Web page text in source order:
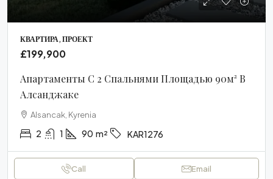
КВАРТИРА, ПРОЕКТ
£199,900
Апартаменты С 2 Спальнями Площадью 90м² В
Алсанджаке
Alsancak, Kyrenia
2 1 90 m² KAR1276
Call Email